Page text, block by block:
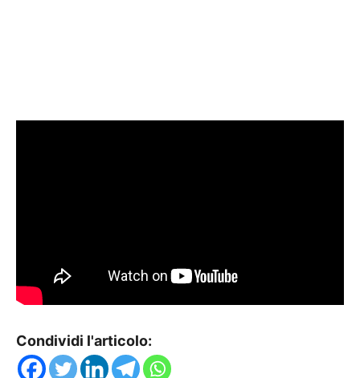
Condividi l'articolo: